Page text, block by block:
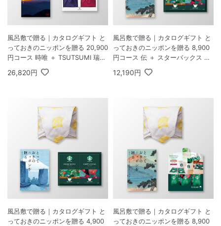
風呂敷で贈る｜カタログギフト と
っておきのニッポンを贈る 20,900
円コース 時唯 ＋ TSUTSUMI 瑞穂
26,820円
風呂敷で贈る｜カタログギフト と
っておきのニッポンを贈る 8,900
円コース 伝 ＋ スターバックス オ
リガミ パーソナルドリップ コーヒ
ーギフトB
12,190円
風呂敷で贈る｜カタログギフト と
っておきのニッポンを贈る 4,900
風呂敷で贈る｜カタログギフト と
っておきのニッポンを贈る 8,900